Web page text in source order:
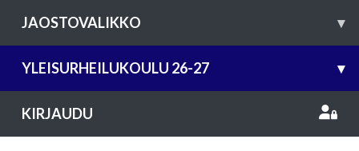
JAOSTOVALIKKO ▾
YLEISURHEILUKOULU 26-27 ▾
KIRJAUDU